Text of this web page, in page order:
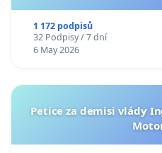
1 172 podpisů
32 Podpisy / 7 dní
6 May 2026
Petice za demisi vlády